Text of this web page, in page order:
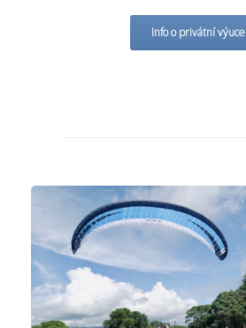
Info o privátní výuce